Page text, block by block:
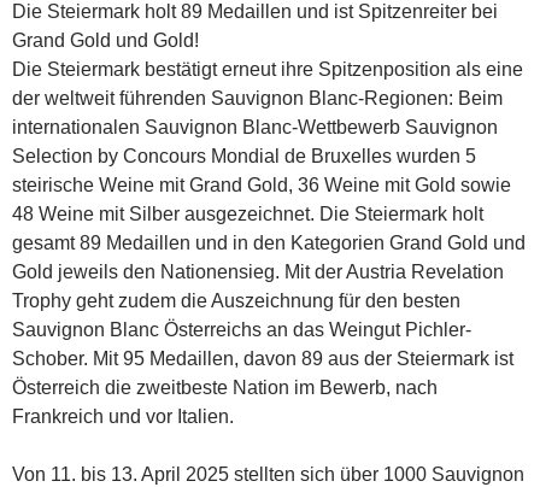
Die Steiermark holt 89 Medaillen und ist Spitzenreiter bei
Grand Gold und Gold!
Die Steiermark bestätigt erneut ihre Spitzenposition als eine
der weltweit führenden Sauvignon Blanc-Regionen: Beim
internationalen Sauvignon Blanc-Wettbewerb Sauvignon
Selection by Concours Mondial de Bruxelles wurden 5
steirische Weine mit Grand Gold, 36 Weine mit Gold sowie
48 Weine mit Silber ausgezeichnet. Die Steiermark holt
gesamt 89 Medaillen und in den Kategorien Grand Gold und
Gold jeweils den Nationensieg. Mit der Austria Revelation
Trophy geht zudem die Auszeichnung für den besten
Sauvignon Blanc Österreichs an das Weingut Pichler-
Schober. Mit 95 Medaillen, davon 89 aus der Steiermark ist
Österreich die zweitbeste Nation im Bewerb, nach
Frankreich und vor Italien.
Von 11. bis 13. April 2025 stellten sich über 1000 Sauvignon